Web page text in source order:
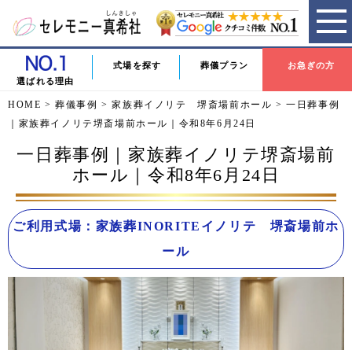
選ばれる理由
式場を探す 葬儀プラン お急ぎの方
HOME >葬儀事例 >家族葬イノリテ 堺斎場前ホール >一日葬事例
｜家族葬イノリテ堺斎場前ホール｜令和8年6月24日
一日葬事例｜家族葬イノリテ堺斎場前
ホール｜令和8年6月24日
ご利用式場：家族葬INORITEイノリテ 堺斎場前ホ
ール